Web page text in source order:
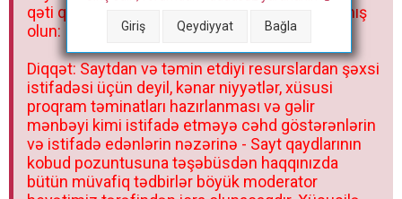
Giriş Qeydiyyat Bağla
qəti qadağandır! Forum qaydaları ilə mütləq tanış
olun:
Diqqət: Saytdan və təmin etdiyi resurslardan şəxsi
istifadəsi üçün deyil, kənar niyyətlər, xüsusi
proqram təminatları hazırlanması və gəlir
mənbəyi kimi istifadə etməyə cəhd göstərənlərin
və istifadə edənlərin nəzərinə - Sayt qaydlarının
kobud pozuntusuna təşəbüsdən haqqınızda
bütün müvafiq tədbirlər böyük moderator